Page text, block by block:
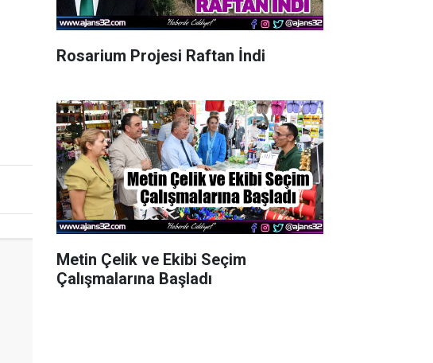
Rosarium Projesi Raftan İndi
Metin Çelik ve Ekibi Seçim
Çalışmalarına Başladı